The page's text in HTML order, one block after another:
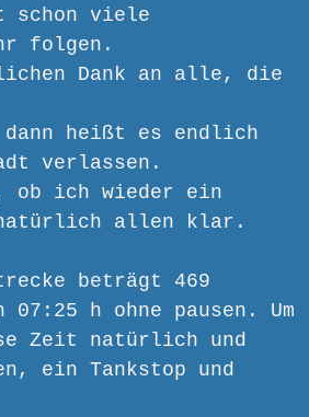
schon viele
folgen.
Dank an alle, die
heißt es endlich
verlassen.
ob ich wieder ein
allen klar.
beträgt 469
h ohne pausen. Um
Zeit natürlich und
ein Tankstop und